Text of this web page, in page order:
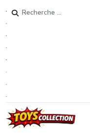
Rechercher